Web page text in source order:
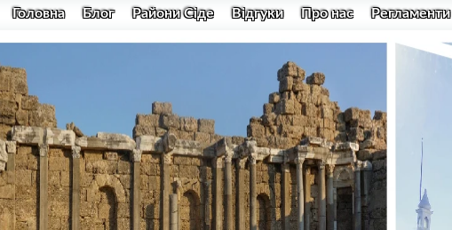
Головна Блог Райони Сіде Відгуки Про нас Регламенти